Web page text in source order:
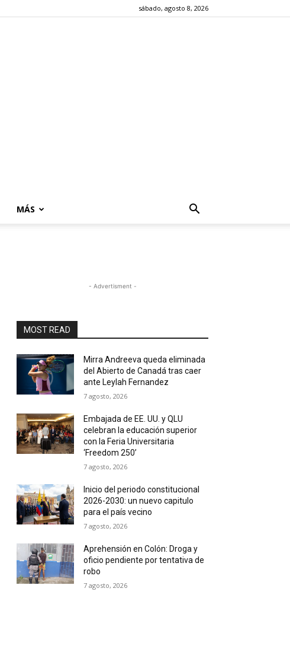
sábado, agosto 8, 2026
MÁS
- Advertisment -
MOST READ
Mirra Andreeva queda eliminada
del Abierto de Canadá tras caer
ante Leylah Fernandez
7 agosto, 2026
Embajada de EE. UU. y QLU
celebran la educación superior
con la Feria Universitaria
‘Freedom 250’
7 agosto, 2026
Inicio del periodo constitucional
2026-2030: un nuevo capitulo
para el país vecino
7 agosto, 2026
Aprehensión en Colón: Droga y
oficio pendiente por tentativa de
robo
7 agosto, 2026